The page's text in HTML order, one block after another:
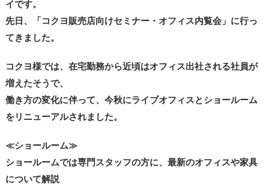
イです。
先日、「コクヨ販売店向けセミナー・オフィス内覧会」に行っ
てきました。
コクヨ様では、在宅勤務から近頃はオフィス出社される社員が
増えたそうで、
働き方の変化に伴って、今秋にライブオフィスとショールーム
をリニューアルされました。
≪ショールーム≫
ショールームでは専門スタッフの方に、最新のオフィスや家具
について解説